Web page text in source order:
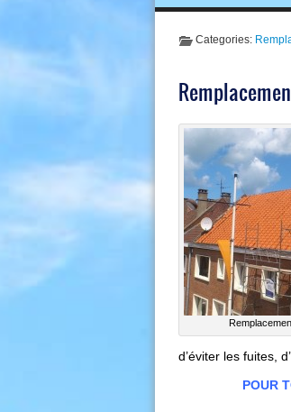
Categories:
d’éviter les fuites,
POUR